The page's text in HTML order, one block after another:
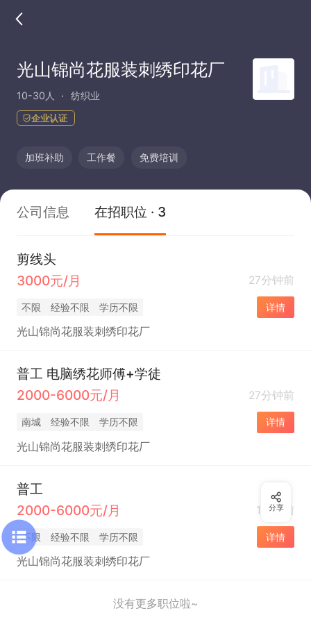
光山锦尚花服装刺绣印花厂
10-30人 纺织业
企业认证
加班补助 工作餐 免费培训
公司信息 在招职位 · 3
剪线头
3000元/月
27分钟前
不限 经验不限 学历不限 详情
光山锦尚花服装刺绣印花厂
普工 电脑绣花师傅+学徒
2000-6000元/月
27分钟前
南城 经验不限 学历不限 详情
光山锦尚花服装刺绣印花厂
普工
2000-6000元/月
1小时前
不限 经验不限 学历不限 详情
光山锦尚花服装刺绣印花厂
没有更多职位啦~
分享